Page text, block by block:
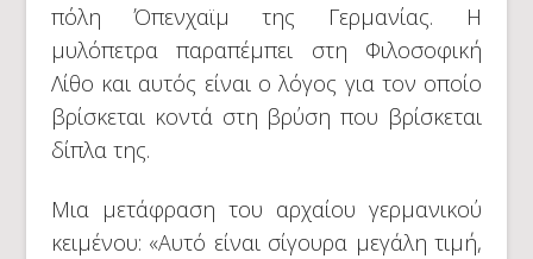
πόλη Όπενχαϊμ της Γερμανίας. Η
μυλόπετρα παραπέμπει στη Φιλοσοφική
Λίθο και αυτός είναι ο λόγος για τον οποίο
βρίσκεται κοντά στη βρύση που βρίσκεται
δίπλα της.
Μια μετάφραση του αρχαίου γερμανικού
κειμένου: «Αυτό είναι σίγουρα μεγάλη τιμή,